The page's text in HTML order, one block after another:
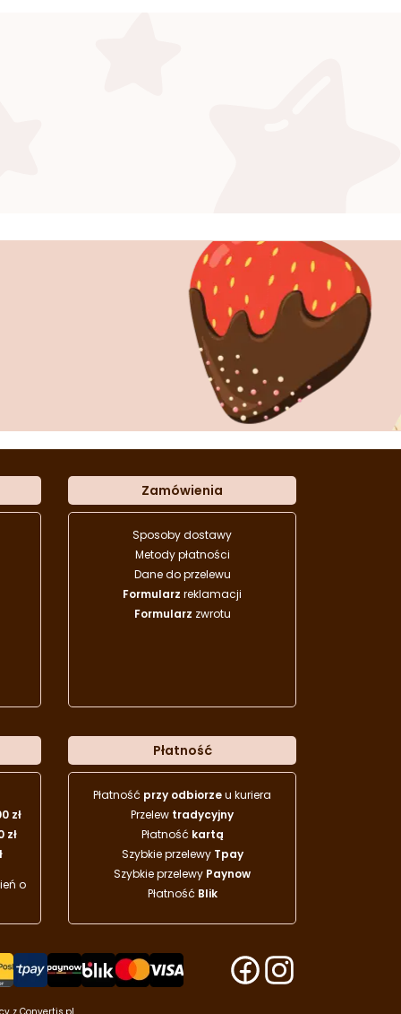
Zamówienia
Sposoby dostawy
Metody płatności
Dane do przelewu
Formularz reklamacji
Formularz zwrotu
zł
zł
o
Płatność
Płatność przy odbiorzeu kuriera
Przelew tradycyjny
Płatność kartą
Szybkie przelewy Tpay
Szybkie przelewy Paynow
Płatność Blik